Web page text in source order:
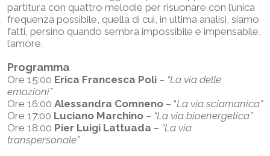
partitura con quattro melodie per risuonare con l’unica
frequenza possibile, quella di cui, in ultima analisi, siamo
fatti, persino quando sembra impossibile e impensabile,
l’amore.
Programma
Ore 15:00 Erica Francesca Poli – “La via delle
emozioni”
Ore 16:00 Alessandra Comneno – “La via sciamanica”
Ore 17:00 Luciano Marchino – “La via bioenergetica”
Ore 18:00 Pier Luigi Lattuada – “La via
transpersonale”